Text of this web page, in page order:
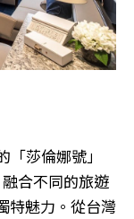
莎倫娜號」
合不同的旅遊
特魅力。從台灣